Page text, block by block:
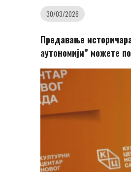
30/03/2026
Предавање
аутономији” можете